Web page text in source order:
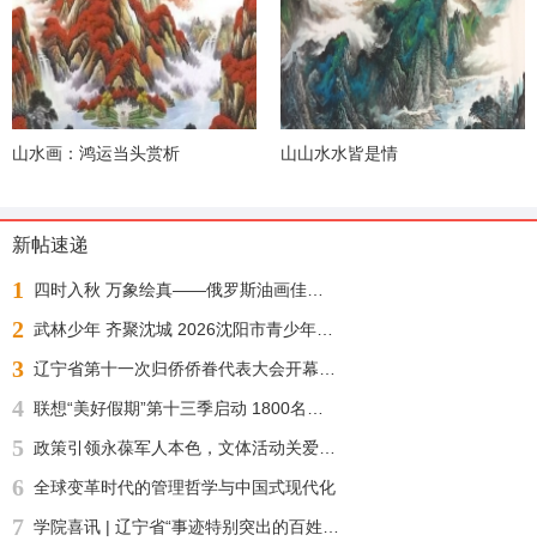
山水画：鸿运当头赏析 山山水水皆是情
新帖速递
1
2
3
4
5
6 全球变革时代的管理哲学与中国式现代化
7